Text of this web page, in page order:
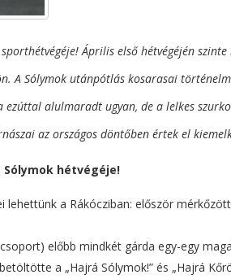
sporthétvégéje! Április első hétvégéjén
A Sólymok utánpótlás kosarasai
ezúttal alulmaradt ugyan, de a lelkes
az országos döntőben értek el
hétvégéje!
lehettünk a Rákócziban: először
előbb mindkét gárda egy-egy
a „Hajrá Sólymok!” és „Hajrá